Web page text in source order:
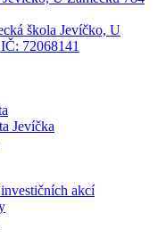
škola Jevíčko, U
72068141
Jevíčka
akcí